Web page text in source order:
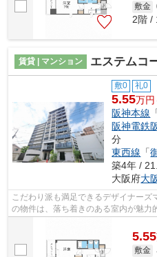
敷金
2階 /
賃貸 | マンション エステムコ
敷0 礼0
5.55万円
阪神本線
阪神電鉄
分
東西線 「
築4年 /
大阪府大
こだわり派も満足できるデザイナー
の物件は、落ち着きのある室内が魅力
内ごみ置き場などが揃っております。
5.55
敷金